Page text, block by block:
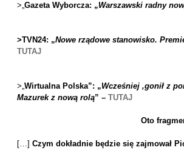
>„Gazeta Wyborcza: „Warszawski radny
>TVN24: „Nowe rządowe stanowisko.
TUTAJ
>„Wirtualna Polska”: „Wcześniej ‚gonił z
Mazurek z nową rolą” – TUTAJ
Oto
[…] Czym dokładnie będzie się zajmował